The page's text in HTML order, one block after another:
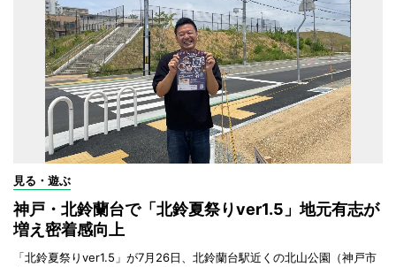
見る・遊ぶ
神戸・北鈴蘭台で「北鈴夏祭りver1.5」地元有志が
増え密着感向上
「北鈴夏祭りver1.5」が7月26日、北鈴蘭台駅近くの北山公園（神戸市